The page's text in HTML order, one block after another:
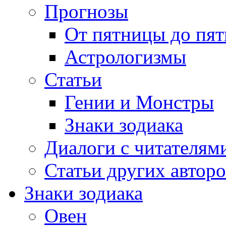
Прогнозы
От пятницы до
Астрологизмы
Статьи
Гении и Монстры
Знаки зодиака
Диалоги с
Статьи других
Знаки зодиака
Овен